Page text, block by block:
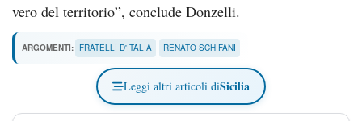
vero del territorio”, conclude Donzelli.
ARGOMENTI: FRATELLI D'ITALIA RENATO SCHIFANI
Leggi altri articoli diSicilia